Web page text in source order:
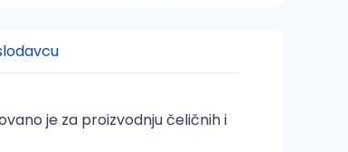
je za proizvodnju čeličnih i